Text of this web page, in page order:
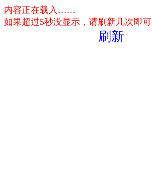
内容正在载入……
如果超过5秒没显示，请刷新几次即可
刷新